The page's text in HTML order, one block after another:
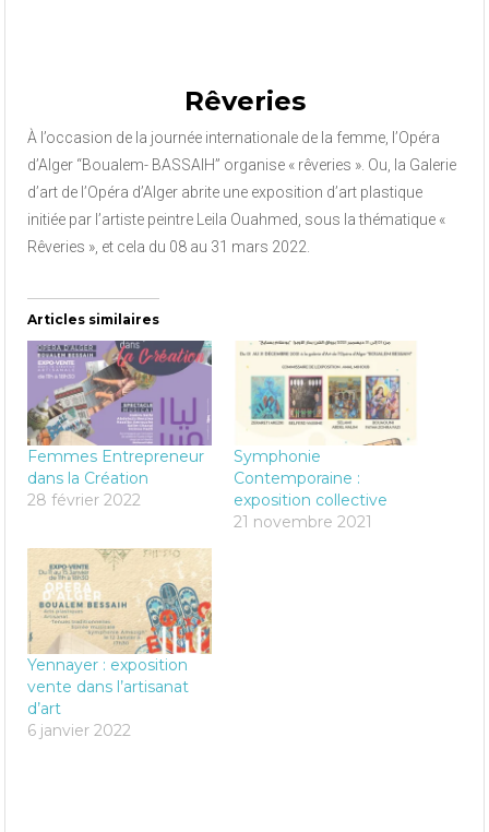
Rêveries
À l’occasion de la journée internationale de la femme, l’Opéra
d’Alger “Boualem- BASSAIH” organise « rêveries ». Ou, la Galerie
d’art de l’Opéra d’Alger abrite une exposition d’art plastique
initiée par l’artiste peintre Leila Ouahmed, sous la thématique «
Rêveries », et cela du 08 au 31 mars 2022.
Articles similaires
Femmes Entrepreneur
dans la Création
28 février 2022
Symphonie
Contemporaine :
exposition collective
21 novembre 2021
Yennayer : exposition
vente dans l’artisanat
d’art
6 janvier 2022